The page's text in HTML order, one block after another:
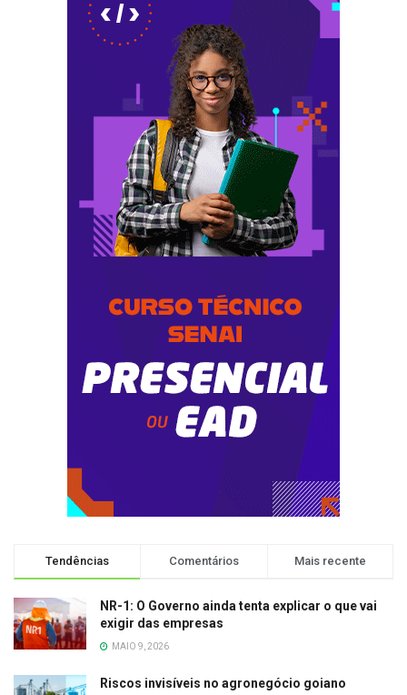
Tendências Comentários Mais recente
NR-1: O Governo ainda tenta explicar o que vai
exigir das empresas
MAIO 9, 2026
Riscos invisíveis no agronegócio goiano